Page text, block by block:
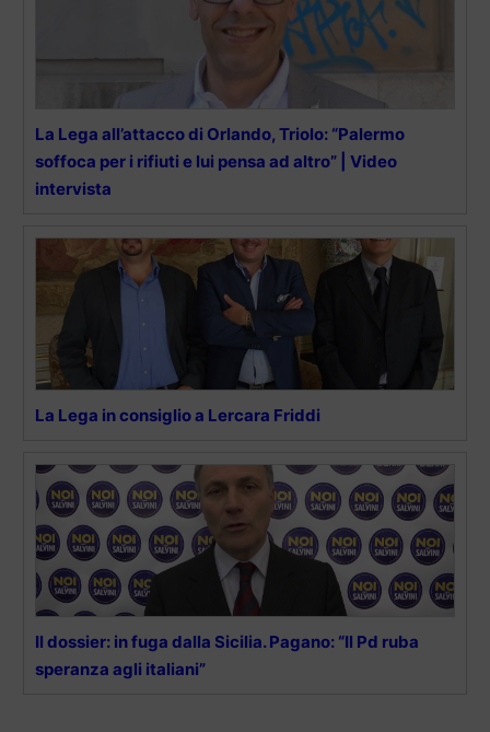
La Lega all’attacco di Orlando, Triolo: “Palermo
soffoca per i rifiuti e lui pensa ad altro” | Video
intervista
La Lega in consiglio a Lercara Friddi
Il dossier: in fuga dalla Sicilia. Pagano: “Il Pd ruba
speranza agli italiani”